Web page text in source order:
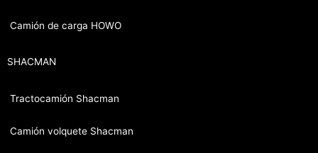
Camión de carga HOWO
SHACMAN
Tractocamión Shacman
Camión volquete Shacman